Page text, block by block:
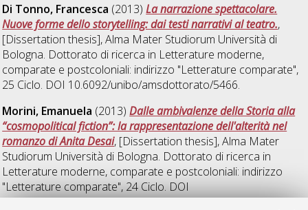
Di Tonno, Francesca (2013)La narrazione spettacolare.
Nuove forme dello storytelling: dai testi narrativi al teatro.,
[Dissertation thesis], Alma Mater Studiorum Università di
Bologna. Dottorato di ricerca in Letterature moderne,
comparate e postcoloniali: indirizzo "Letterature comparate",
25 Ciclo. DOI 10.6092/unibo/amsdottorato/5466.
Morini, Emanuela (2013)Dalle ambivalenze della Storia alla
“cosmopolitical fiction”: la rappresentazione dell'alterità nel
romanzo di Anita Desai, [Dissertation thesis], Alma Mater
Studiorum Università di Bologna. Dottorato di ricerca in
Letterature moderne, comparate e postcoloniali: indirizzo
"Letterature comparate", 24 Ciclo. DOI
10.6092/unibo/amsdottorato/5496.